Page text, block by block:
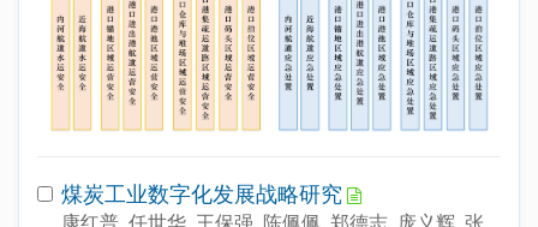
煤炭工业数字化发展战略研究